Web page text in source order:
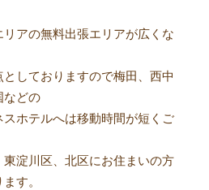
アの無料出張エリアが広くな
しておりますので梅田、西中
などの
ホテルへは移動時間が短くご
淀川区、北区にお住まいの方
す。